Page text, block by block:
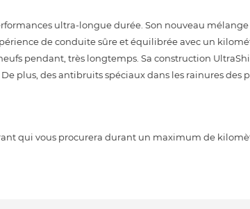
ultra-longue durée. Son nouveau mélange
de conduite sûre et équilibrée avec un
pendant, très longtemps. Sa construction
plus, des antibruits spéciaux dans les rainures des
qui vous procurera durant un maximum de